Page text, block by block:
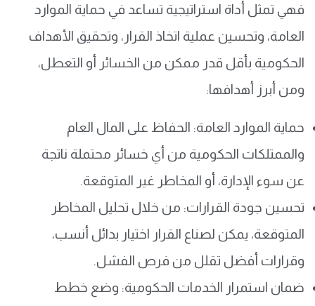
فهي تمثل أداة استراتيجية تساعد في حماية الموارد
العامة، وتحسين عملية اتخاذ القرار، وتحقيق الأهداف
الحكومية بأقل قدر ممكن من الخسائر أو التعطل،
ومن أبرز أهدافها:
حماية الموارد العامة: الحفاظ على المال العام
والممتلكات الحكومية من أي خسائر محتملة ناتجة
عن سوء الإدارة، أو المخاطر غير المتوقعة.
تحسين جودة القرارات: من خلال تحليل المخاطر
المتوقعة، يمكن لصناع القرار اختيار بدائل أنسب،
وقرارات أفضل تقلل من فرص الفشل.
ضمان استمرار الخدمات الحكومية: وضع خطط